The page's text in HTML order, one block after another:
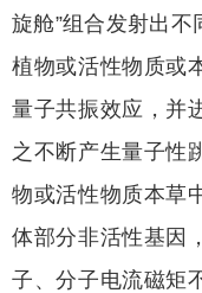
旋舱”组合发射出
植物或活性物质或
量子共振效应，并
之不断产生量子性
物或活性物质本草
体部分非活性基因
子、分子电流磁矩